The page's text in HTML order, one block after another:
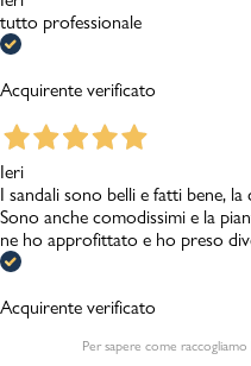
tutto professionale
Acquirente verificato
Ieri
I sandali sono belli e fatti bene,
Sono anche comodissimi e la
ne ho approfittato e ho preso
Acquirente verificato
Per sapere come